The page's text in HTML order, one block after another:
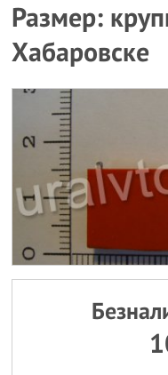
Размер:
Хабаровске